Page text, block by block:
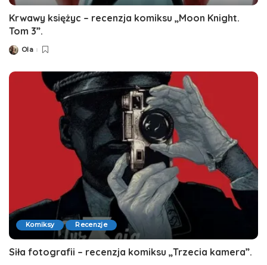
Krwawy księżyc – recenzja komiksu „Moon Knight.
Tom 3”.
Posted
Ola
Komiksy Recenzje
Siła fotografii – recenzja komiksu „Trzecia kamera”.